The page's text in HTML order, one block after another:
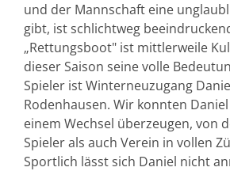
und der Mannschaft eine
gibt, ist schlichtweg
„Rettungsboot" ist mittlerweile
dieser Saison seine volle
Spieler ist Winterneuzugang
Rodenhausen. Wir konnten
einem Wechsel überzeugen, von
Spieler als auch Verein in vollen
Sportlich lässt sich Daniel nicht